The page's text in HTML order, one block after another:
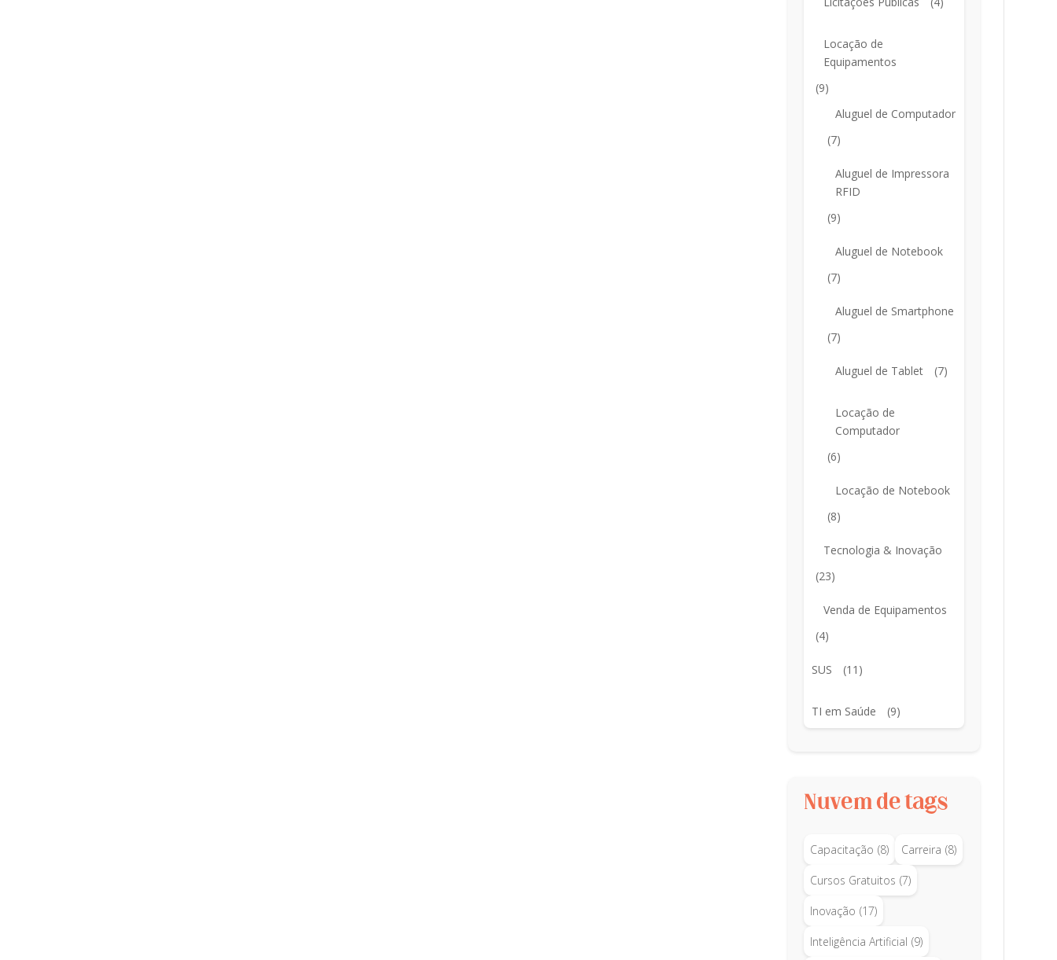
Locação de
Equipamentos
(9)
Aluguel de Computador
(7)
Aluguel de Impressora
RFID
(9)
Aluguel de Notebook
(7)
Aluguel de Smartphone
(7)
Aluguel de Tablet (7)
Locação de
Computador
(6)
Locação de Notebook
(8)
Tecnologia & Inovação
(23)
Venda de Equipamentos
(4)
SUS (11)
TI em Saúde (9)
Nuvem de tags
Capacitação (8) Carreira (8)
Cursos Gratuitos (7)
Inovação (17)
Inteligência Artificial (9)